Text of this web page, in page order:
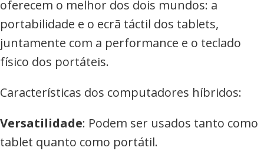
oferecem o melhor dos dois mundos: a
portabilidade e o ecrã táctil dos tablets,
juntamente com a performance e o teclado
físico dos portáteis.
Características dos computadores híbridos:
Versatilidade: Podem ser usados tanto como
tablet quanto como portátil.